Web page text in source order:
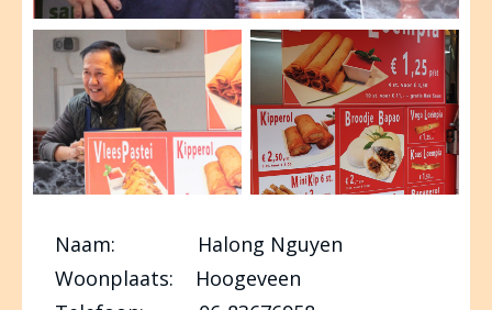
Naam: Halong Nguyen
Woonplaats: Hoogeveen